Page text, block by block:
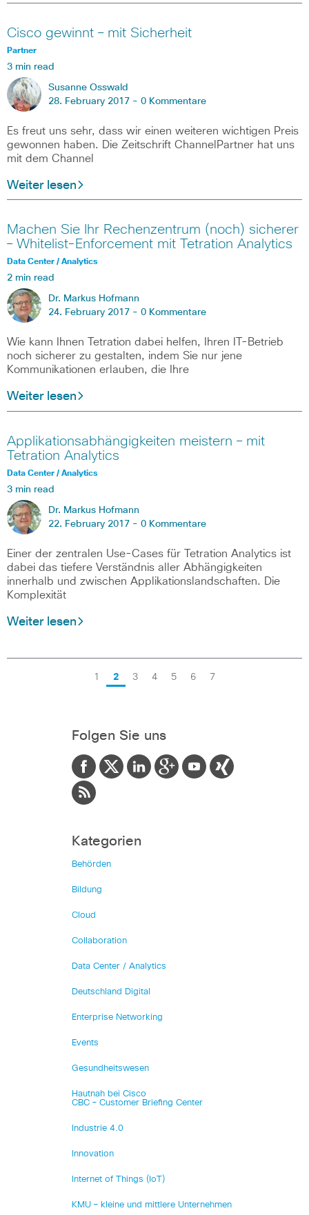
Cisco gewinnt – mit Sicherheit
Partner
3 min read
Susanne Osswald
28. February 2017 - 0 Kommentare
Es freut uns sehr, dass wir einen weiteren wichtigen Preis
gewonnen haben. Die Zeitschrift ChannelPartner hat uns
mit dem Channel
Weiter lesen
Machen Sie Ihr Rechenzentrum (noch) sicherer
– Whitelist-Enforcement mit Tetration Analytics
Data Center / Analytics
2 min read
Dr. Markus Hofmann
24. February 2017 - 0 Kommentare
Wie kann Ihnen Tetration dabei helfen, Ihren IT-Betrieb
noch sicherer zu gestalten, indem Sie nur jene
Kommunikationen erlauben, die Ihre
Weiter lesen
Applikationsabhängigkeiten meistern – mit
Tetration Analytics
Data Center / Analytics
3 min read
Dr. Markus Hofmann
22. February 2017 - 0 Kommentare
Einer der zentralen Use-Cases für Tetration Analytics ist
dabei das tiefere Verständnis aller Abhängigkeiten
innerhalb und zwischen Applikationslandschaften. Die
Komplexität
Weiter lesen
1 2 3 4 5 6 7
Folgen Sie uns
Kategorien
Behörden
Bildung
Cloud
Collaboration
Data Center / Analytics
Deutschland Digital
Enterprise Networking
Events
Gesundheitswesen
Hautnah bei Cisco
CBC – Customer Briefing Center
Industrie 4.0
Innovation
Internet of Things (IoT)
KMU – kleine und mittlere Unternehmen